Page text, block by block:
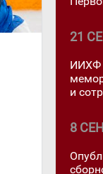
21
ИИХФ
и
8